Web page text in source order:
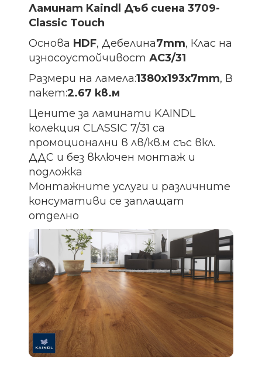
Ламинат Kaindl Дъб сиена 3709-
Classic Touch
Основа HDF, Дебелина7mm, Клас на
износоустойчивостАС3/31
Размери на ламела:1380х193х7mm, В
пакет:2.67 кв.м
Цените за ламинати KAINDL
колекция CLASSIC 7/31 са
промоционални в лв/кв.м със вкл.
ДДС и без включен монтаж и
подложка
Монтажните услуги и различните
консумативи се заплащат
отделно